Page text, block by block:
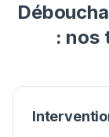
: nos